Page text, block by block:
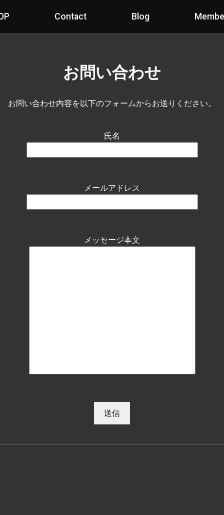
Contact Blog
お問い合わせ
お問い合わせ内容を以下のフォームからお送りください。
氏名
メールアドレス
メッセージ本文